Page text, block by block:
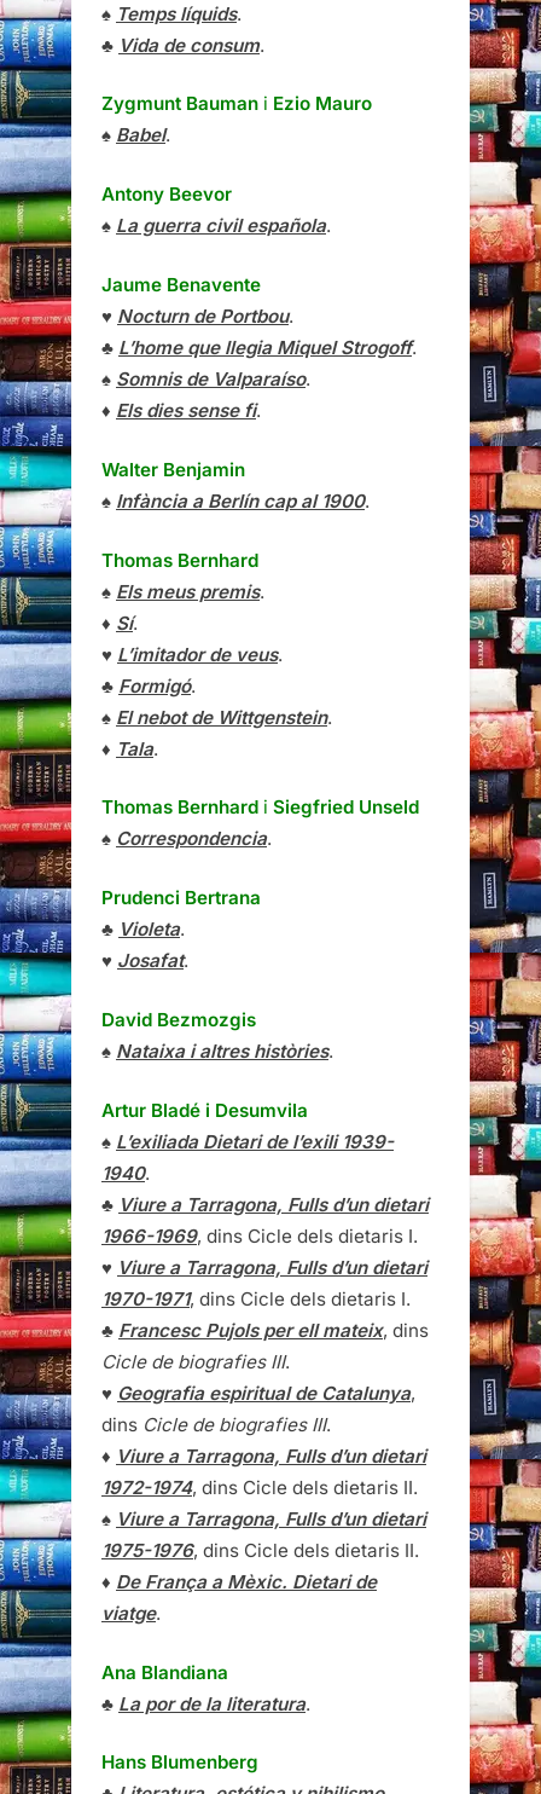
♠ Temps líquids.
♣ Vida de consum.
Zygmunt Bauman i Ezio Mauro
♠ Babel.
Antony Beevor
♠ La guerra civil española.
Jaume Benavente
♥ Nocturn de Portbou.
♣ L’home que llegia Miquel Strogoff.
♠ Somnis de Valparaíso.
♦ Els dies sense fi.
Walter Benjamin
♠ Infància a Berlín cap al 1900.
Thomas Bernhard
♠ Els meus premis.
♦ Sí.
♥ L’imitador de veus.
♣ Formigó.
♠ El nebot de Wittgenstein.
♦ Tala.
Thomas Bernhard i Siegfried Unseld
♠ Correspondencia.
Prudenci Bertrana
♣ Violeta.
♥ Josafat.
David Bezmozgis
♠ Nataixa i altres històries.
Artur Bladé i Desumvila
♠ L’exiliada Dietari de l’exili 1939-
1940.
♣ Viure a Tarragona, Fulls d’un dietari
1966-1969, dins Cicle dels dietaris I.
♥ Viure a Tarragona, Fulls d’un dietari
1970-1971, dins Cicle dels dietaris I.
♣ Francesc Pujols per ell mateix, dins
Cicle de biografies III.
♥ Geografia espiritual de Catalunya,
dins Cicle de biografies III.
♦ Viure a Tarragona, Fulls d’un dietari
1972-1974, dins Cicle dels dietaris II.
♠ Viure a Tarragona, Fulls d’un dietari
1975-1976, dins Cicle dels dietaris II.
♦ De França a Mèxic. Dietari de
viatge.
Ana Blandiana
♣ La por de la literatura.
Hans Blumenberg